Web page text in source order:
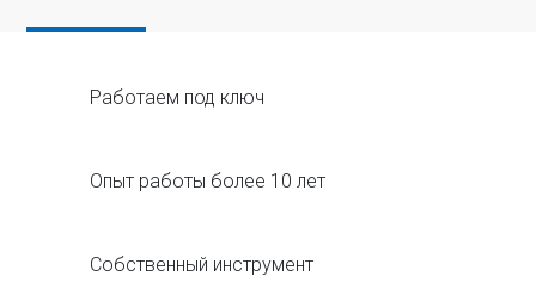
Работаем под ключ
Опыт работы более 10 лет
Собственный инструмент